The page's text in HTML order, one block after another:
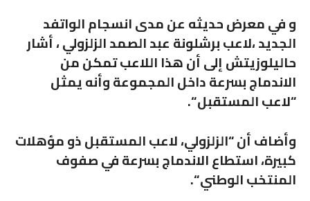
و في معرض حديثه عن مدى انسجام الواتفد
الجديد ،لاعب برشلونة عبد الصمد الزلزولي ، أشار
حاليلوزيتش إلى أن هذا اللاعب تمكن من
الاندماج بسرعة داخل المجموعة وأنه يمثل
“لاعب المستقبل “.
وأضاف أن “الزلزولي، لاعب المستقبل ذو مؤهلات
كبيرة، استطاع الاندماج بسرعة في صفوف
المنتخب الوطني “.